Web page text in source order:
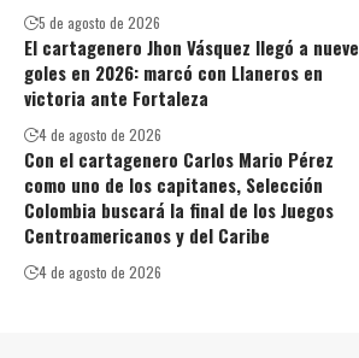
5 de agosto de 2026
El cartagenero Jhon Vásquez llegó a nueve
goles en 2026: marcó con Llaneros en
victoria ante Fortaleza
4 de agosto de 2026
Con el cartagenero Carlos Mario Pérez
como uno de los capitanes, Selección
Colombia buscará la final de los Juegos
Centroamericanos y del Caribe
4 de agosto de 2026